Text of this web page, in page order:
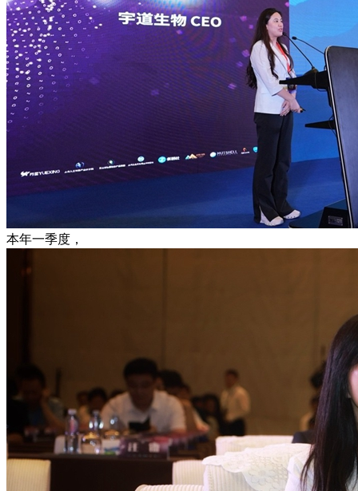
本年一季度，